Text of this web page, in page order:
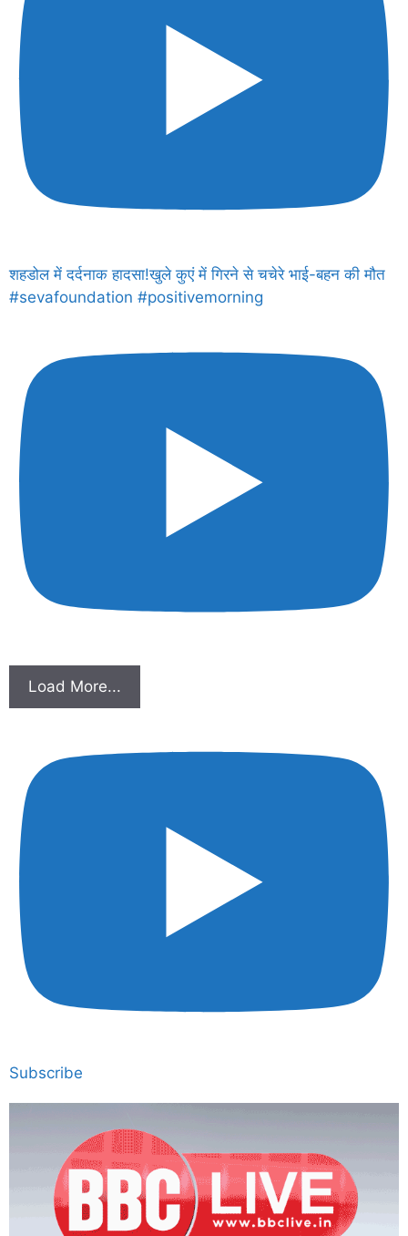
शहडोल में दर्दनाक हादसा!खुले कुएं में गिरने से चचेरे भाई-बहन की मौत
#sevafoundation #positivemorning
Load More...
Subscribe